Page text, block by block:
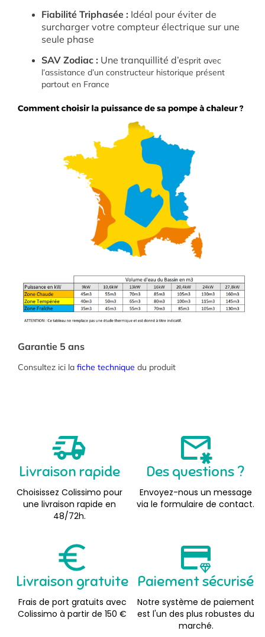
Fiabilité Triphasée : Idéal pour éviter de
surcharger votre compteur électrique sur une
seule phase
SAV Zodiac : Une tranquillité d’esprit avec
l’assistance d’un constructeur historique présent
partout en France
Garantie 5 ans
Consultez ici la fiche technique du produit
Livraison rapide
Choisissez Colissimo pour
une livraison rapide en
48/72h.
Des questions ?
Envoyez-nous un message
via le formulaire de contact.
Livraison gratuite
Frais de port gratuits avec
Colissimo à partir de 150 €
Paiement sécurisé
Notre système de paiement
est l'un des plus robustes du
marché.